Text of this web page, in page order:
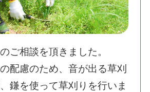
ご相談を頂きました。
配慮のため、音が出る草刈
鎌を使って草刈りを行いま